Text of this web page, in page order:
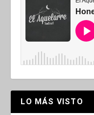
LO MÁS VISTO